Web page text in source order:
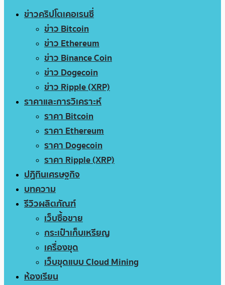
ข่าวคริปโตเคอเรนซี่
ข่าว Bitcoin
ข่าว Ethereum
ข่าว Binance Coin
ข่าว Dogecoin
ข่าว Ripple (XRP)
ราคาและการวิเคราะห์
ราคา Bitcoin
ราคา Ethereum
ราคา Dogecoin
ราคา Ripple (XRP)
ปฏิทินเศรษฐกิจ
บทความ
รีวิวผลิตภัณฑ์
เว็บซื้อขาย
กระเป๋าเก็บเหรียญ
เครื่องขุด
เว็บขุดแบบ Cloud Mining
ห้องเรียน